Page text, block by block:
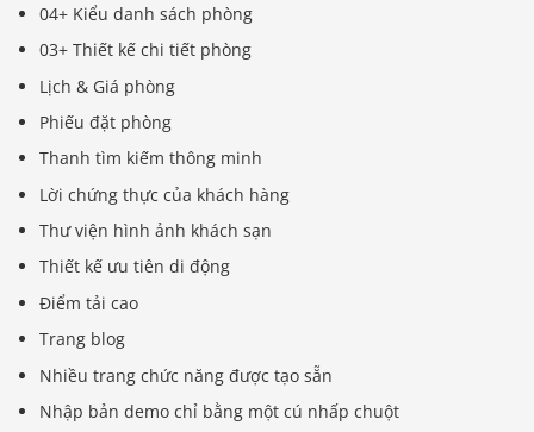
04+ Kiểu danh sách phòng
03+ Thiết kế chi tiết phòng
Lịch & Giá phòng
Phiếu đặt phòng
Thanh tìm kiếm thông minh
Lời chứng thực của khách hàng
Thư viện hình ảnh khách sạn
Thiết kế ưu tiên di động
Điểm tải cao
Trang blog
Nhiều trang chức năng được tạo sẵn
Nhập bản demo chỉ bằng một cú nhấp chuột